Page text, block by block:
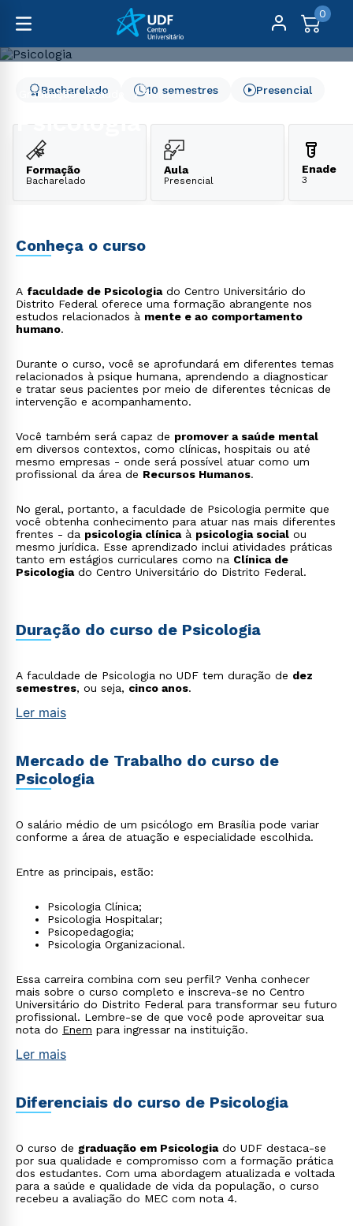
0
Graduação Saúde Psicologia
Psicologia
10 semestres
Bacharelado Presencial
Formação
Bacharelado
Aula
Presencial
Enade
3
Conheça o curso
A faculdade de Psicologiado Centro Universitário do
Distrito Federal oferece uma formação abrangente nos
estudos relacionados à mente e ao comportamento
humano.
Durante o curso, você se aprofundará em diferentes temas
relacionados à psique humana, aprendendo a diagnosticar
e tratar seus pacientes por meio de diferentes técnicas de
intervenção e acompanhamento.
Você também será capaz de promover a saúde mental
em diversos contextos, como clínicas, hospitais ou até
mesmo empresas - onde será possível atuar como um
profissional da área de Recursos Humanos.
No geral, portanto, a faculdade de Psicologia permite que
você obtenha conhecimento para atuar nas mais diferentes
frentes - da psicologia clínicaà psicologia social ou
mesmo jurídica. Esse aprendizado inclui atividades práticas
tanto em estágios curriculares como na Clínica de
Psicologiado Centro Universitário do Distrito Federal.
Duração do curso de Psicologia
A faculdade de Psicologia no UDF tem duração de dez
semestres, ou seja, cinco anos.
Ler mais
Mercado de Trabalho do curso de
Psicologia
O salário médio de um psicólogo em Brasília pode variar
conforme a área de atuação e especialidade escolhida.
Entre as principais, estão:
Psicologia Clínica;
Psicologia Hospitalar;
Psicopedagogia;
Psicologia Organizacional.
Essa carreira combina com seu perfil? Venha conhecer
mais sobre o curso completo e inscreva-se no Centro
Universitário do Distrito Federal para transformar seu futuro
profissional. Lembre-se de que você pode aproveitar sua
nota do Enem para ingressar na instituição.
Ler mais
Diferenciais do curso de Psicologia
O curso de graduação em Psicologiado UDF destaca-se
por sua qualidade e compromisso com a formação prática
dos estudantes. Com uma abordagem atualizada e voltada
para a saúde e qualidade de vida da população, o curso
recebeu a avaliação do MEC com nota 4.